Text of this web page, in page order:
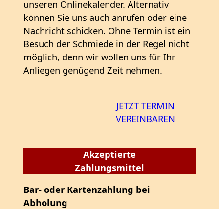
unseren Onlinekalender. Alternativ
können Sie uns auch anrufen oder eine
Nachricht schicken. Ohne Termin ist ein
Besuch der Schmiede in der Regel nicht
möglich, denn wir wollen uns für Ihr
Anliegen genügend Zeit nehmen.
JETZT TERMIN
VEREINBAREN
Akzeptierte
Zahlungsmittel
Bar- oder Kartenzahlung bei
Abholung